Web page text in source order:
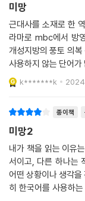
로 작품을 만날 미지
함과 동시에, 작품 각
전집 결정판」으로 모
을 이루도록 디자인했
박완서 작품은 제목
작품의 특징을 담아내
획을 더하여 「박완서
번지는 듯 아스라한
모티브로 하고, 그 외
은 듯하면서도 각 작
로 사용했다.
미망
근대사를 소재로 한
라마로 mbc에서 방
개성지방의 풍토 의복
사용하지 않는 단어
니다.k*******k
종이책
미망2
내가 책을 읽는 이유
서이고, 다른 하나는
어떤 상황이나 생각
히 한국어를 사용하